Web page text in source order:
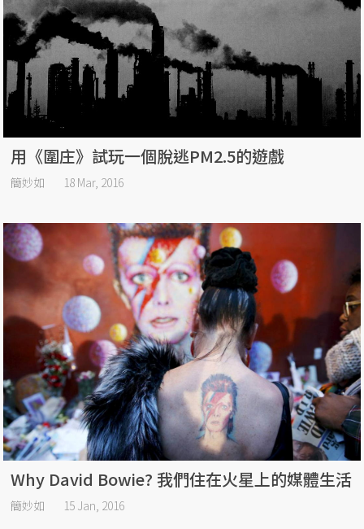
用《圍庄》試玩一個脫逃PM2.5的遊戲
簡妙如 18 Mar, 2016
Why David Bowie? 我們住在火星上的媒體生活
簡妙如 15 Jan, 2016